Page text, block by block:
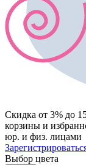
Скидка от 3% до
корзины и
юр. и физ. лицами
Выбор цвета